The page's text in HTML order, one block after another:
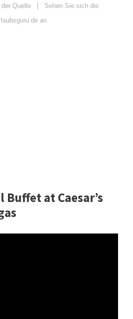
Quelle
Sehen Sie sich die
an
Buffet at Caesar’s